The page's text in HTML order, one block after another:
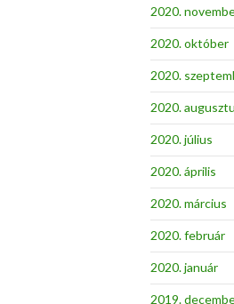
2020.
2020. október
2020.
2020.
2020. július
2020. április
2020. március
2020. február
2020. január
2019.